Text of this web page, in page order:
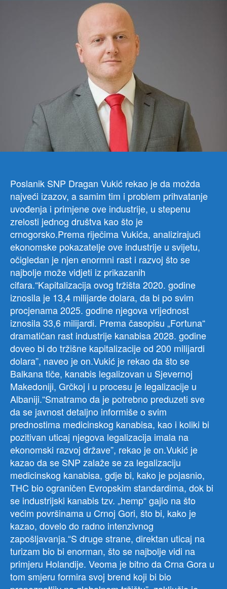
Poslanik SNP Dragan Vukić rekao je da možda
najveći izazov, a samim tim i problem prihvatanje
uvođenja i primjene ove industrije, u stepenu
zrelosti jednog društva kao što je
crnogorsko.Prema riječima Vukića, analizirajući
ekonomske pokazatelje ove industrije u svijetu,
očigledan je njen enormni rast i razvoj što se
najbolje može vidjeti iz prikazanih
cifara.“Kapitalizacija ovog tržišta 2020. godine
iznosila je 13,4 milijarde dolara, da bi po svim
procjenama 2025. godine njegova vrijednost
iznosila 33,6 milijardi. Prema časopisu „Fortuna“
dramatičan rast industrije kanabisa 2028. godine
doveo bi do tržišne kapitalizacije od 200 milijardi
dolara”, naveo je on.Vukić je rekao da što se
Balkana tiče, kanabis legalizovan u Sjevernoj
Makedoniji, Grčkoj i u procesu je legalizacije u
Albaniji.“Smatramo da je potrebno preduzeti sve
da se javnost detaljno informiše o svim
prednostima medicinskog kanabisa, kao i koliki bi
pozitivan uticaj njegova legalizacija imala na
ekonomski razvoj države”, rekao je on.Vukić je
kazao da se SNP zalaže se za legalizaciju
medicinskog kanabisa, gdje bi, kako je pojasnio,
THC bio ograničen Evropskim standardima, dok bi
se industrijski kanabis tzv. „hemp“ gajio na što
većim površinama u Crnoj Gori, što bi, kako je
kazao, dovelo do radno intenzivnog
zapošljavanja.“S druge strane, direktan uticaj na
turizam bio bi enorman, što se najbolje vidi na
primjeru Holandije. Veoma je bitno da Crna Gora u
tom smjeru formira svoj brend koji bi bio